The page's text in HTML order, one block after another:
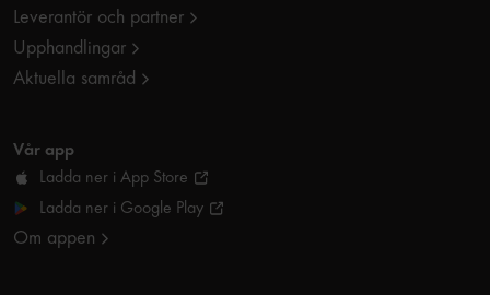
Leverantör och partner
Upphandlingar
Aktuella samråd
Vår app
Ladda ner i App Store
Ladda ner i Google Play
Om appen